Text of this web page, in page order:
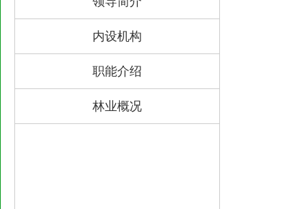
内设机构
职能介绍
林业概况